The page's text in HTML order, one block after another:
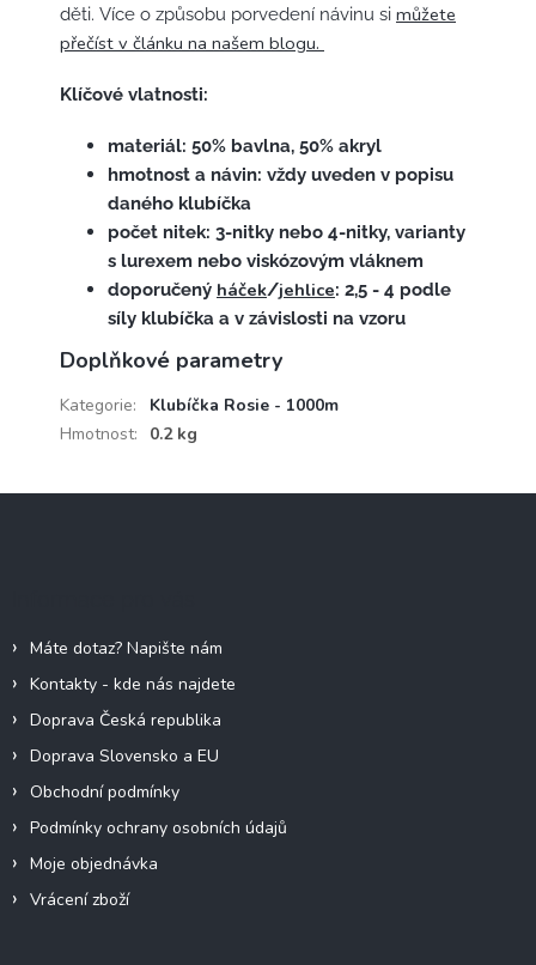
děti. Více o způsobu porvedení návinu si můžete
přečíst v článku na našem blogu.
Klíčové vlatnosti:
materiál: 50% bavlna, 50% akryl
hmotnost a návin: vždy uveden v popisu
daného klubíčka
počet nitek: 3-nitky nebo 4-nitky, varianty
s lurexem nebo viskózovým vláknem
doporučený háček/jehlice: 2,5 - 4 podle
síly klubíčka a v závislosti na vzoru
Doplňkové parametry
Kategorie:
Klubíčka Rosie - 1000m
Hmotnost: 0.2 kg
Máte dotaz? Napište nám
Kontakty - kde nás najdete
Doprava Česká republika
Doprava Slovensko a EU
Obchodní podmínky
Podmínky ochrany osobních údajů
Moje objednávka
Vrácení zboží